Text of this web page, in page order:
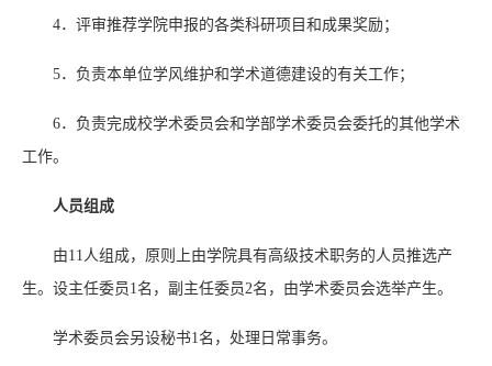
4．评审推荐学院申报的各类科研项目和成果奖励；
5．负责本单位学风维护和学术道德建设的有关工作；
6．负责完成校学术委员会和学部学术委员会委托的其他学术
工作。
人员组成
由11人组成，原则上由学院具有高级技术职务的人员推选产
生。设主任委员1名，副主任委员2名，由学术委员会选举产生。
学术委员会另设秘书1名，处理日常事务。